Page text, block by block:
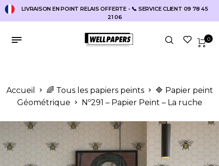
LIVRAISON EN POINT RELAIS OFFERTE - 📞 SERVICE CLIENT 09 78 45
21 06
0
Accueil 🌈 Tous les papiers peints
🔷 Papier peint
Géométrique
Nº291 – Papier Peint – La ruche